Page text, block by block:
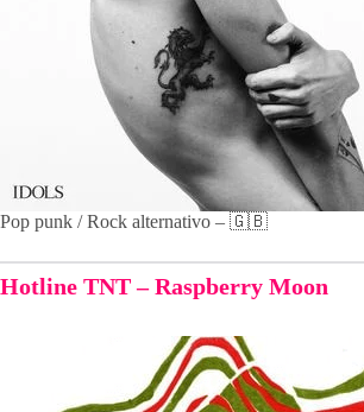
Pop punk / Rock alternativo – 🇬🇧
Hotline TNT – Raspberry Moon